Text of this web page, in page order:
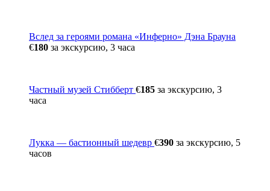
Вслед за героями романа «Инферно» Дэна Брауна
€180 за экскурсию, 3 часа
Частный музей Стибберт €185 за экскурсию, 3
часа
Лукка — бастионный шедевр €390 за экскурсию, 5
часов